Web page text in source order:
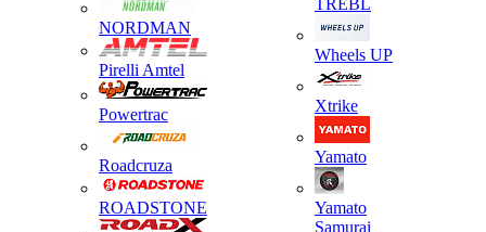
NORDMAN
Pirelli Amtel
Powertrac
Roadcruza
ROADSTONE
Wheels UP
Xtrike
Yamato
Yamato
Samurai